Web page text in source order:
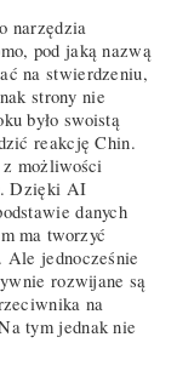
narzędzia
pod jaką nazwą
na stwierdzeniu,
strony nie
było swoistą
reakcję Chin.
z możliwości
Dzięki AI
danych
ma tworzyć
Ale jednocześnie
rozwijane są
na
tym jednak nie